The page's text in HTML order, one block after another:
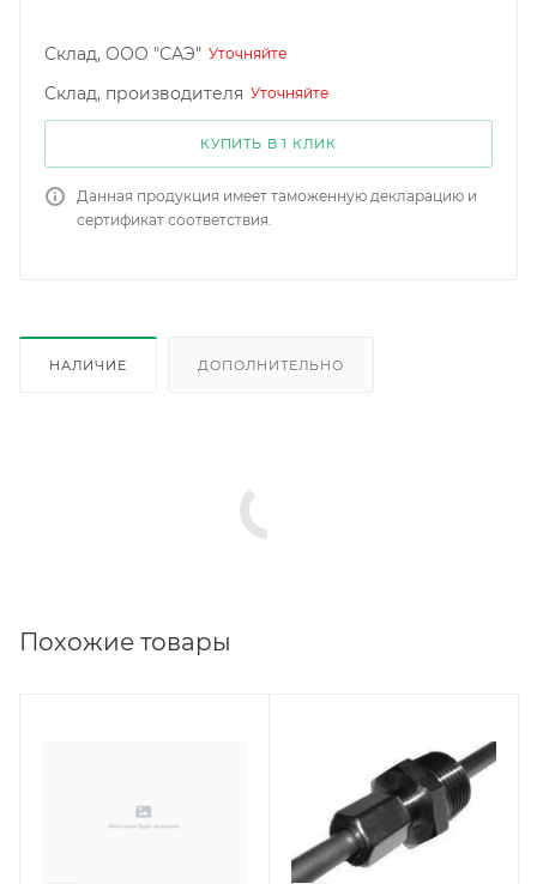
Склад, ООО "САЭ" Уточняйте
Склад, производителя Уточняйте
КУПИТЬ В 1 КЛИК
Данная продукция имеет таможенную декларацию и
сертификат соответствия.
НАЛИЧИЕ ДОПОЛНИТЕЛЬНО
Похожие товары